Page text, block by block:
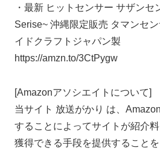
・最新 ヒットセンサー サザンセ
Serise~ 沖縄限定販売 タマンセ
イドクラフトジャパン製
https://amzn.to/3CtPygw
[Amazonアソシエイトについて]
当サイト 放送がかり は、
することによってサイトが紹介
獲得できる手段を提供すること